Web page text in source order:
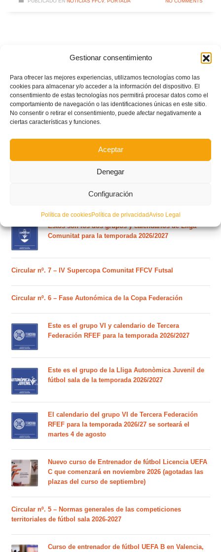
Gestionar consentimiento
Para ofrecer las mejores experiencias, utilizamos tecnologías como las
cookies para almacenar y/o acceder a la información del dispositivo. El
consentimiento de estas tecnologías nos permitirá procesar datos como el
comportamiento de navegación o las identificaciones únicas en este sitio.
No consentir o retirar el consentimiento, puede afectar negativamente a
ciertas características y funciones.
Aceptar
Denegar
Configuración
Política de cookiesPolítica de privacidadAviso Legal
Estos son los dos grupos y calendarios de Lliga
Comunitat para la temporada 2026/2027
Circular nº. 7 – IV Supercopa Comunitat FFCV Futsal
Circular nº. 6 – Fase Autonómica de la Copa Federación
Este es el grupo VI y calendario de Tercera
Federación RFEF para la temporada 2026/2027
Este es el grupo de la Lliga Autonòmica Juvenil de
fútbol sala de la temporada 2026/2027
El calendario del grupo VI de Tercera Federación
RFEF para la temporada 2026/27 se sorteará el
martes 4 de agosto
Nuevo curso de Entrenador de fútbol Licencia UEFA
C que comenzará en noviembre 2026 (agotadas las
plazas del curso de septiembre)
Circular nº. 5 – Normas generales de las competiciones
territoriales de fútbol sala 2026-2027
Curso de entrenador de fútbol UEFA B en Valencia,